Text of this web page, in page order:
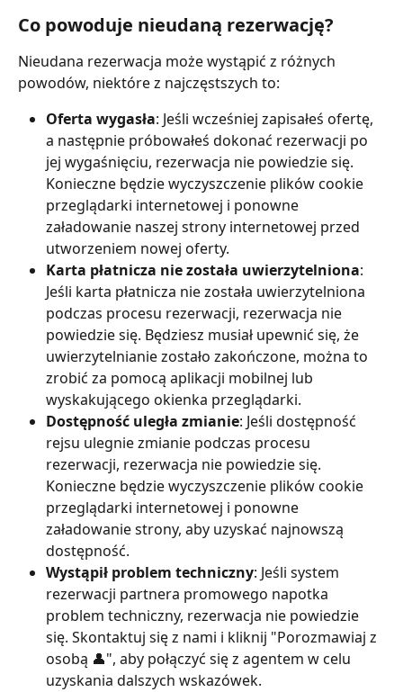
Co powoduje nieudaną rezerwację?
Nieudana rezerwacja może wystąpić z różnych
powodów, niektóre z najczęstszych to:
Oferta wygasła: Jeśli wcześniej zapisałeś ofertę,
a następnie próbowałeś dokonać rezerwacji po
jej wygaśnięciu, rezerwacja nie powiedzie się.
Konieczne będzie wyczyszczenie plików cookie
przeglądarki internetowej i ponowne
załadowanie naszej strony internetowej przed
utworzeniem nowej oferty.
Karta płatnicza nie została uwierzytelniona:
Jeśli karta płatnicza nie została uwierzytelniona
podczas procesu rezerwacji, rezerwacja nie
powiedzie się. Będziesz musiał upewnić się, że
uwierzytelnianie zostało zakończone, można to
zrobić za pomocą aplikacji mobilnej lub
wyskakującego okienka przeglądarki.
Dostępność uległa zmianie: Jeśli dostępność
rejsu ulegnie zmianie podczas procesu
rezerwacji, rezerwacja nie powiedzie się.
Konieczne będzie wyczyszczenie plików cookie
przeglądarki internetowej i ponowne
załadowanie strony, aby uzyskać najnowszą
dostępność.
Wystąpił problem techniczny: Jeśli system
rezerwacji partnera promowego napotka
problem techniczny, rezerwacja nie powiedzie
się. Skontaktuj się z nami i kliknij "Porozmawiaj z
osobą 👤", aby połączyć się z agentem w celu
uzyskania dalszych wskazówek.